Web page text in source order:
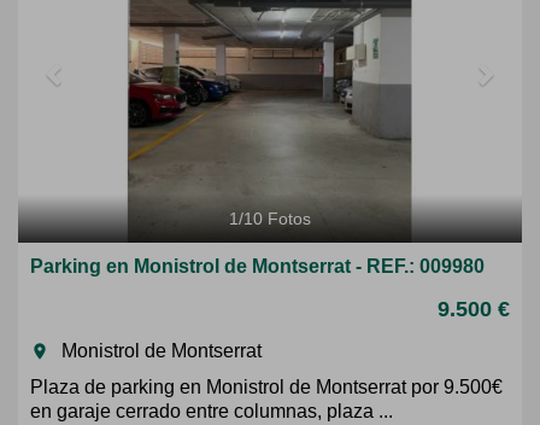
1/10 Fotos
Parking en Monistrol de Montserrat - REF.: 009980
9.500 €
room
Monistrol de Montserrat
Plaza de parking en Monistrol de Montserrat por 9.500€
en garaje cerrado entre columnas, plaza ...